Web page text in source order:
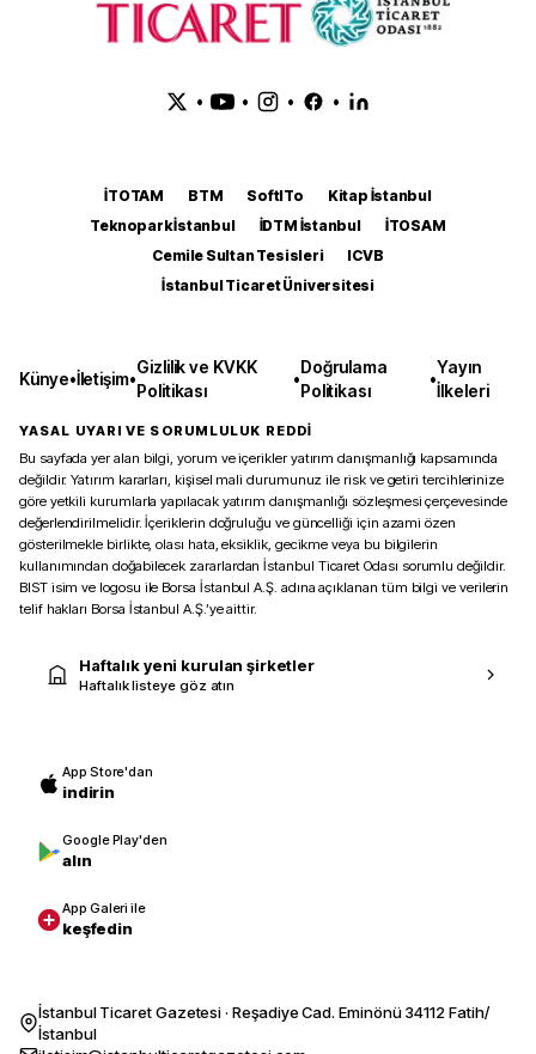
• • • •
İTOTAM BTM SoftITo
Kitap İstanbul
Teknopark İstanbul
İDTM İstanbul
İTOSAM
Cemile Sultan Tesisleri
ICVB
İstanbul Ticaret Üniversitesi
Künye•İletişim•
Gizlilik ve KVKK
Politikası
•
Doğrulama
Politikası
•
Yayın
İlkeleri
YASAL UYARI VE SORUMLULUK REDDİ
Bu sayfada yer alan bilgi, yorum ve içerikler yatırım danışmanlığı kapsamında
değildir. Yatırım kararları, kişisel mali durumunuz ile risk ve getiri tercihlerinize
göre yetkili kurumlarla yapılacak yatırım danışmanlığı sözleşmesi çerçevesinde
değerlendirilmelidir. İçeriklerin doğruluğu ve güncelliği için azami özen
gösterilmekle birlikte, olası hata, eksiklik, gecikme veya bu bilgilerin
kullanımından doğabilecek zararlardan İstanbul Ticaret Odası sorumlu değildir.
BIST isim ve logosu ile Borsa İstanbul A.Ş. adına açıklanan tüm bilgi ve verilerin
telif hakları Borsa İstanbul A.Ş.’ye aittir.
Haftalık yeni kurulan şirketler
Haftalık listeye göz atın
App Store'dan
indirin
Google Play'den
alın
App Galeri ile
keşfedin
İstanbul Ticaret Gazetesi · Reşadiye Cad. Eminönü 34112 Fatih/
İstanbul